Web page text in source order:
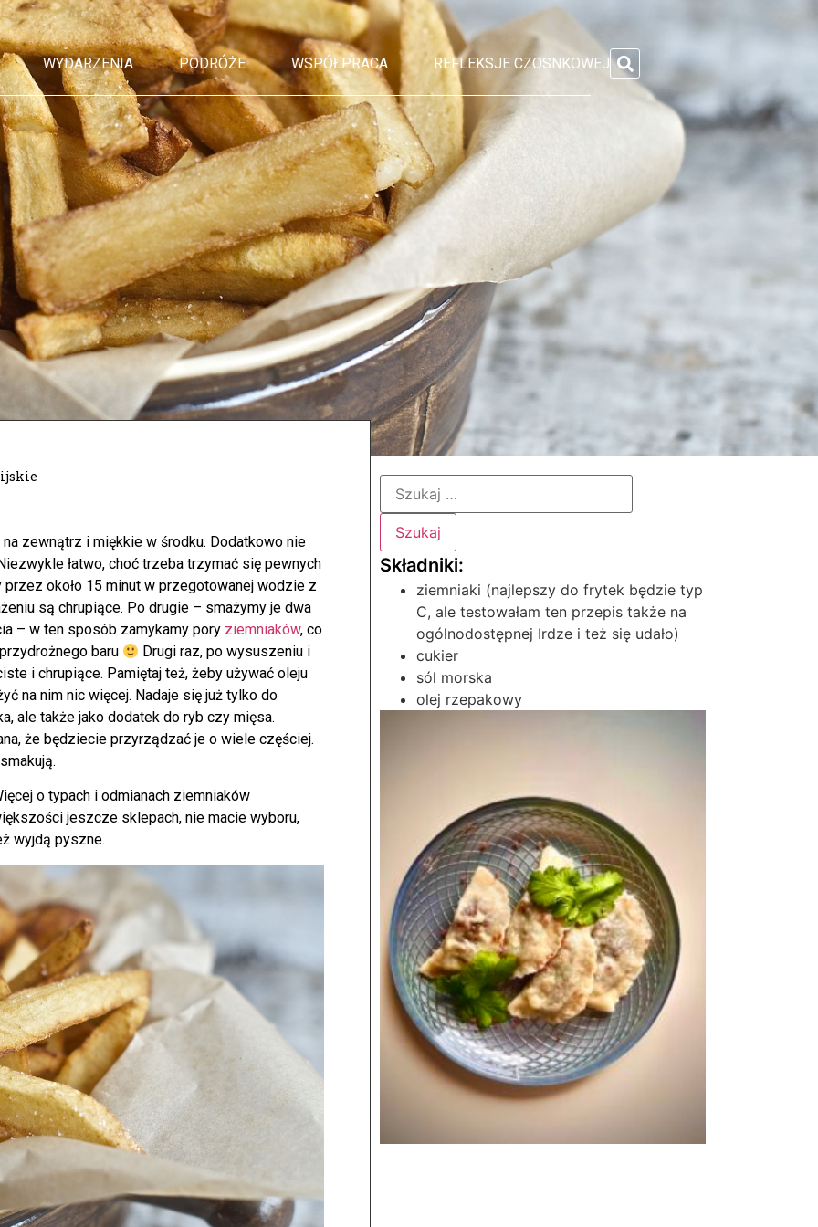
WYDARZENIA PODRÓŻE WSPÓŁPRACA REFLEKSJE CZOSNKOWEJ
zewnątrz i miękkie w środku. Dodatkowo nie
łatwo, choć trzeba trzymać się pewnych
około 15 minut w przegotowanej wodzie z
są chrupiące. Po drugie – smażymy je dwa
– w ten sposób zamykamy pory ziemniaków, co
baru
Drugi raz, po wysuszeniu i
i chrupiące. Pamiętaj też, żeby używać oleju
na nim nic więcej. Nadaje się już tylko do
ale także jako dodatek do ryb czy mięsa.
że będziecie przyrządzać je o wiele częściej.
o typach i odmianach ziemniaków
jeszcze sklepach, nie macie wyboru,
wyjdą pyszne.
ziemniaki (najlepszy do frytek będzie typ
C, ale testowałam ten przepis także na
ogólnodostępnej Irdze i też się udało)
cukier
sól morska
olej rzepakowy